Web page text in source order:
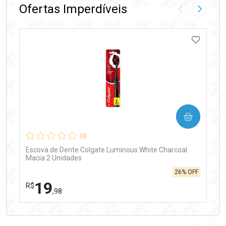
Ofertas Imperdíveis Imagem
(0)
Escova de Dente Colgate Luminous White Charcoal
Macia 2 Unidades
R$19,98
26% OFF
COMPRAR